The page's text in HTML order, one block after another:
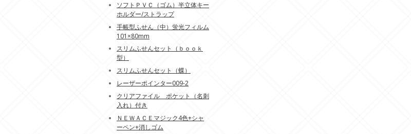
ソフトＰＶＣ（ゴム）半立体キー
ホルダー/ストラップ
手帳型ふせん（中）蛍光フィルム
101×80mm
スリムふせんセット（ｂｏｏｋ
型）
スリムふせんセット（蝶）
レーザーポインター009-2
クリアファイル ポケット（名刺
入れ）付き
ＮＥＷＡＣＥマジック4色+シャ
ーペン+消しゴム